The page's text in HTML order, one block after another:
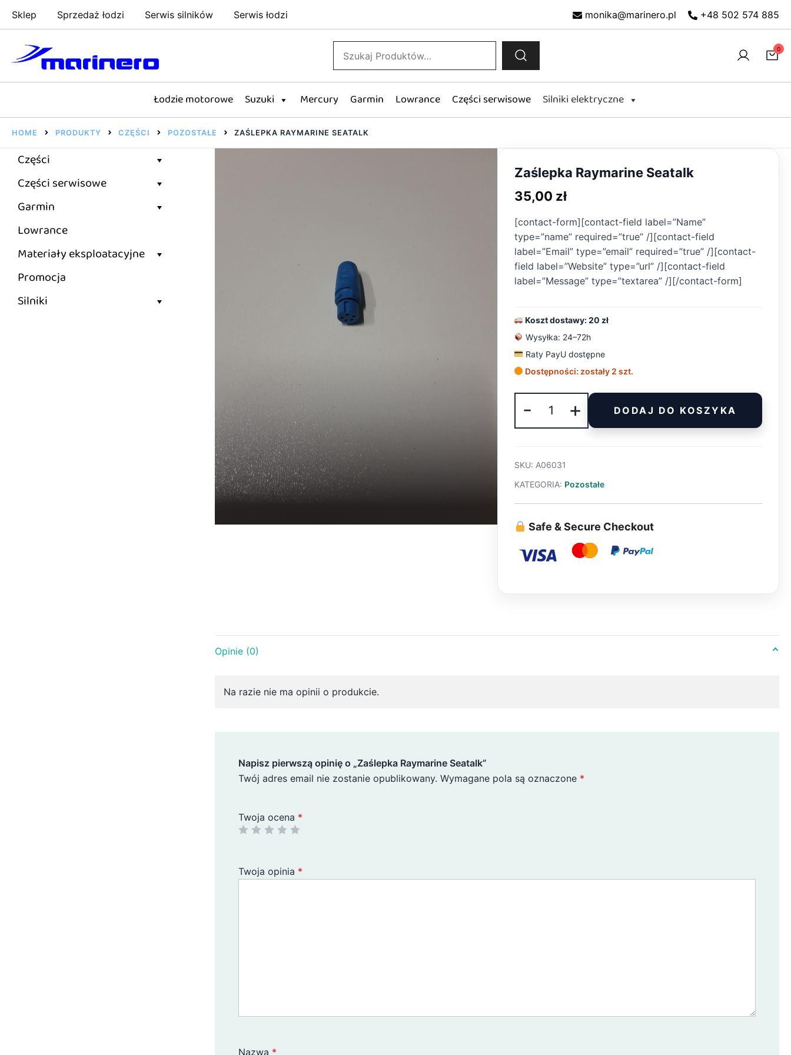
Sklep Sprzedaż łodzi Serwis silników Serwis łodzi monika@marinero.pl +48 502 574 885
Marinero – sklep motorowodny, sklep żeglarski
Sklep motorowodny, Sklep żeglarski, części do silników, wyposażenie łodzi motorowych, elektronika morska
0
Łodzie motorowe Suzuki Mercury Garmin Lowrance Części serwisowe Silniki elektryczne
HOME PRODUKTY CZĘŚCI POZOSTAŁE ZAŚLEPKA RAYMARINE SEATALK
Zaślepka Raymarine Seatalk
35,00 zł
[contact-form][contact-field label=”Name”
type=”name” required=”true” /][contact-field
label=”Email” type=”email” required=”true” /][contact-
field label=”Website” type=”url” /][contact-field
label=”Message” type=”textarea” /][/contact-form]
Koszt dostawy: 20 zł
Wysyłka: 24–72h
Raty PayU dostępne
Dostępności: zostały 2 szt.
-
Zaślepka
Raymarine
+ DODAJ DO KOSZYKA
SKU: A06031
KATEGORIA: Pozostałe
Safe & Secure Checkout
Opinie (0)
Na razie nie ma opinii o produkcie.
Napisz pierwszą opinię o „Zaślepka Raymarine Seatalk”
Twój adres email nie zostanie opublikowany. Wymagane pola są oznaczone *
Twoja ocena *
Twoja opinia *
Nazwa *
Części
Części serwisowe
Garmin
Lowrance
Materiały eksploatacyjne
Promocja
Silniki